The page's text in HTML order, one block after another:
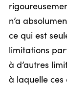
n’a
ce qui est
limitations
à d’autres
à laquelle ces